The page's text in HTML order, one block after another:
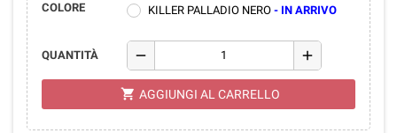
COLORE
KILLER PALLADIO NERO- IN ARRIVO
QUANTITÀ remove add
shopping_cart AGGIUNGI AL CARRELLO